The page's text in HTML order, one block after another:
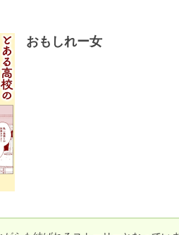
おもしれー女